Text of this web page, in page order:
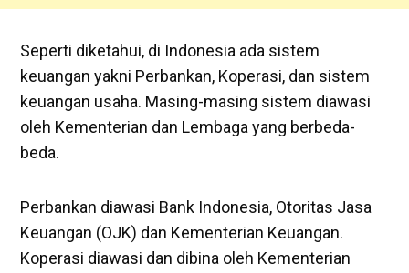
Seperti diketahui, di Indonesia ada sistem
keuangan yakni Perbankan, Koperasi, dan sistem
keuangan usaha. Masing-masing sistem diawasi
oleh Kementerian dan Lembaga yang berbeda-
beda.
Perbankan diawasi Bank Indonesia, Otoritas Jasa
Keuangan (OJK) dan Kementerian Keuangan.
Koperasi diawasi dan dibina oleh Kementerian